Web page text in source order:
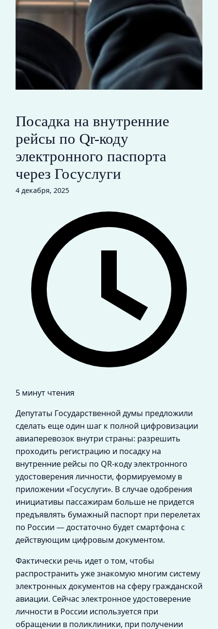
Посадка на внутренние
рейсы по Qr-коду
электронного паспорта
через Госуслуги
4 декабря, 2025
5 минут чтения
Депутаты Государственной думы предложили
сделать еще один шаг к полной цифровизации
авиаперевозок внутри страны: разрешить
проходить регистрацию и посадку на
внутренние рейсы по QR-коду электронного
удостоверения личности, формируемому в
приложении «Госуслуги». В случае одобрения
инициативы пассажирам больше не придется
предъявлять бумажный паспорт при перелетах
по России — достаточно будет смартфона с
действующим цифровым документом.
Фактически речь идет о том, чтобы
распространить уже знакомую многим систему
электронных документов на сферу гражданской
авиации. Сейчас электронное удостоверение
личности в России используется при
обращении в поликлиники, при получении